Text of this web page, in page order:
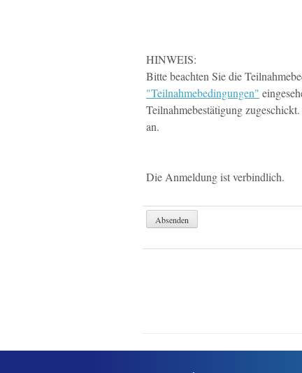
HINWEIS:
Bitte beachten Sie die
"Teilnahmebedingungen"
Teilnahmebestätigung
an.
Die Anmeldung ist verbindlich.